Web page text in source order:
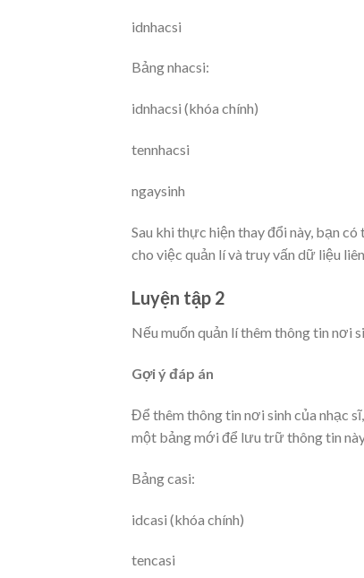
idnhacsi
Bảng nhacsi:
idnhacsi (khóa chính)
tennhacsi
ngaysinh
Sau khi thực hiện thay đổi này, bạn
cho việc quản lí và truy vấn dữ liệu
Luyện tập 2
Nếu muốn quản lí thêm thông tin nơi
Gợi ý đáp án
Để thêm thông tin nơi sinh của nhạc
một bảng mới để lưu trữ thông tin
Bảng casi:
idcasi (khóa chính)
tencasi